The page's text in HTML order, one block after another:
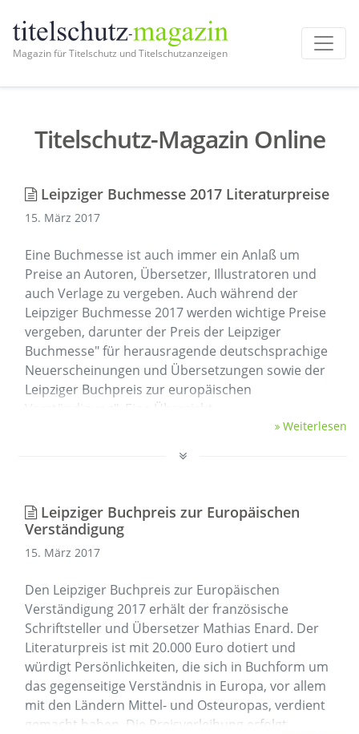
Magazin für Titelschutz und Titelschutzanzeigen
Titelschutz-Magazin Online
Leipziger Buchmesse 2017 Literaturpreise
15. März 2017
Eine Buchmesse ist auch immer ein Anlaß um
Preise an Autoren, Übersetzer, Illustratoren und
auch Verlage zu vergeben. Auch während der
Leipziger Buchmesse 2017 werden wichtige Preise
vergeben, darunter der Preis der Leipziger
Buchmesse" für herausragende deutschsprachige
Neuerscheinungen und Übersetzungen sowie der
Leipziger Buchpreis zur europäischen
Verständigung". Eine Übersicht …
Weiterlesen
Leipziger Buchpreis zur Europäischen
Verständigung
15. März 2017
Den Leipziger Buchpreis zur Europäischen
Verständigung 2017 erhält der französische
Schriftsteller und Übersetzer Mathias Enard. Der
Literaturpreis ist mit 20.000 Euro dotiert und
würdigt Persönlichkeiten, die sich in Buchform um
das gegenseitige Verständnis in Europa, vor allem
mit den Ländern Mittel- und Osteuropas, verdient
gemacht haben. Die Preisverleihung erfolgt